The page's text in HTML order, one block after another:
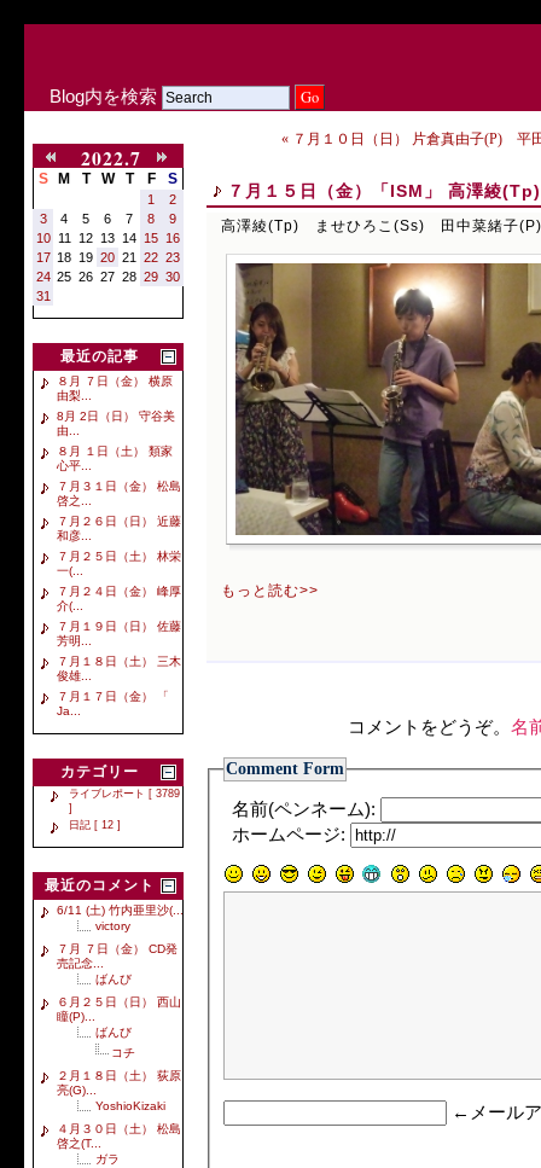
Blog内を検索
2022.7
S M T W T F S
1
2
3
4 5 6 7 8
9
10 11 12 13 14 15 16
17 18 19 20 21 22 23
24 25 26 27 28 29 30
31
最近の記事
８月 ７日（金） 横原
由梨...
8月 2日（日） 守谷美
由...
８月 １日（土） 類家
心平...
７月３１日（金） 松島
啓之...
７月２６日（日） 近藤
和彦...
７月２５日（土） 林栄
一(...
７月２４日（金） 峰厚
介(...
７月１９日（日） 佐藤
芳明...
７月１８日（土） 三木
俊雄...
７月１７日（金） 「
Ja...
カテゴリー
ライブレポート [ 3789
]
日記 [ 12 ]
最近のコメント
6/11 (土) 竹内亜里沙(...
victory
７月 ７日（金） CD発
売記念...
ばんび
６月２５日（日） 西山
瞳(P)...
ばんび
コチ
２月１８日（土） 荻原
亮(G)...
YoshioKizaki
４月３０日（土） 松島
啓之(T...
ガラ
« ７月１０日（日） 片倉真由子(P) 平
７月１５日（金）「ISM」 高澤綾
高澤綾(Tp) ませひろこ(Ss) 田中菜緒子(P)
もっと読む>>
コメントをどうぞ。 名
Comment Form
名前(ペンネーム):
ホームページ:
←メール